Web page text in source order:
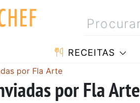
RECEITAS
por Fla Arte
por Fla Arte